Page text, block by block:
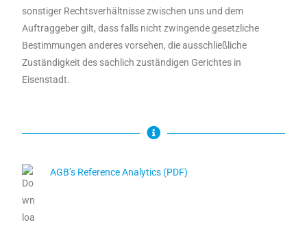
sonstiger Rechtsverhältnisse zwischen uns und dem
Auftraggeber gilt, dass falls nicht zwingende gesetzliche
Bestimmungen anderes vorsehen, die ausschließliche
Zuständigkeit des sachlich zuständigen Gerichtes in
Eisenstadt.
AGB’s Reference Analytics (PDF)